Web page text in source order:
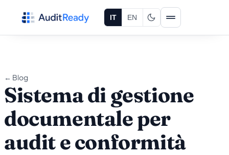
IT EN
← Blog
Sistema di gestione
documentale per
audit e conformità